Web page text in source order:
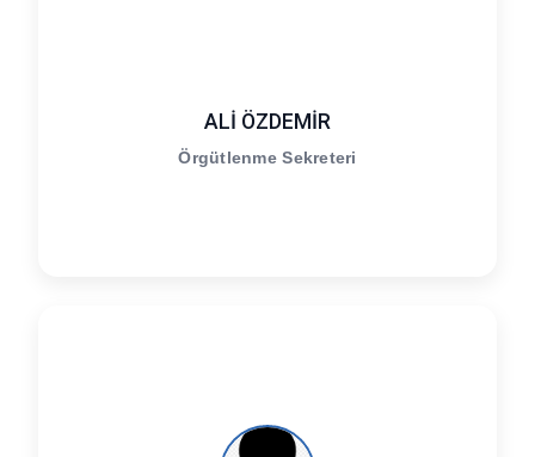
ALİ ÖZDEMİR
Örgütlenme Sekreteri